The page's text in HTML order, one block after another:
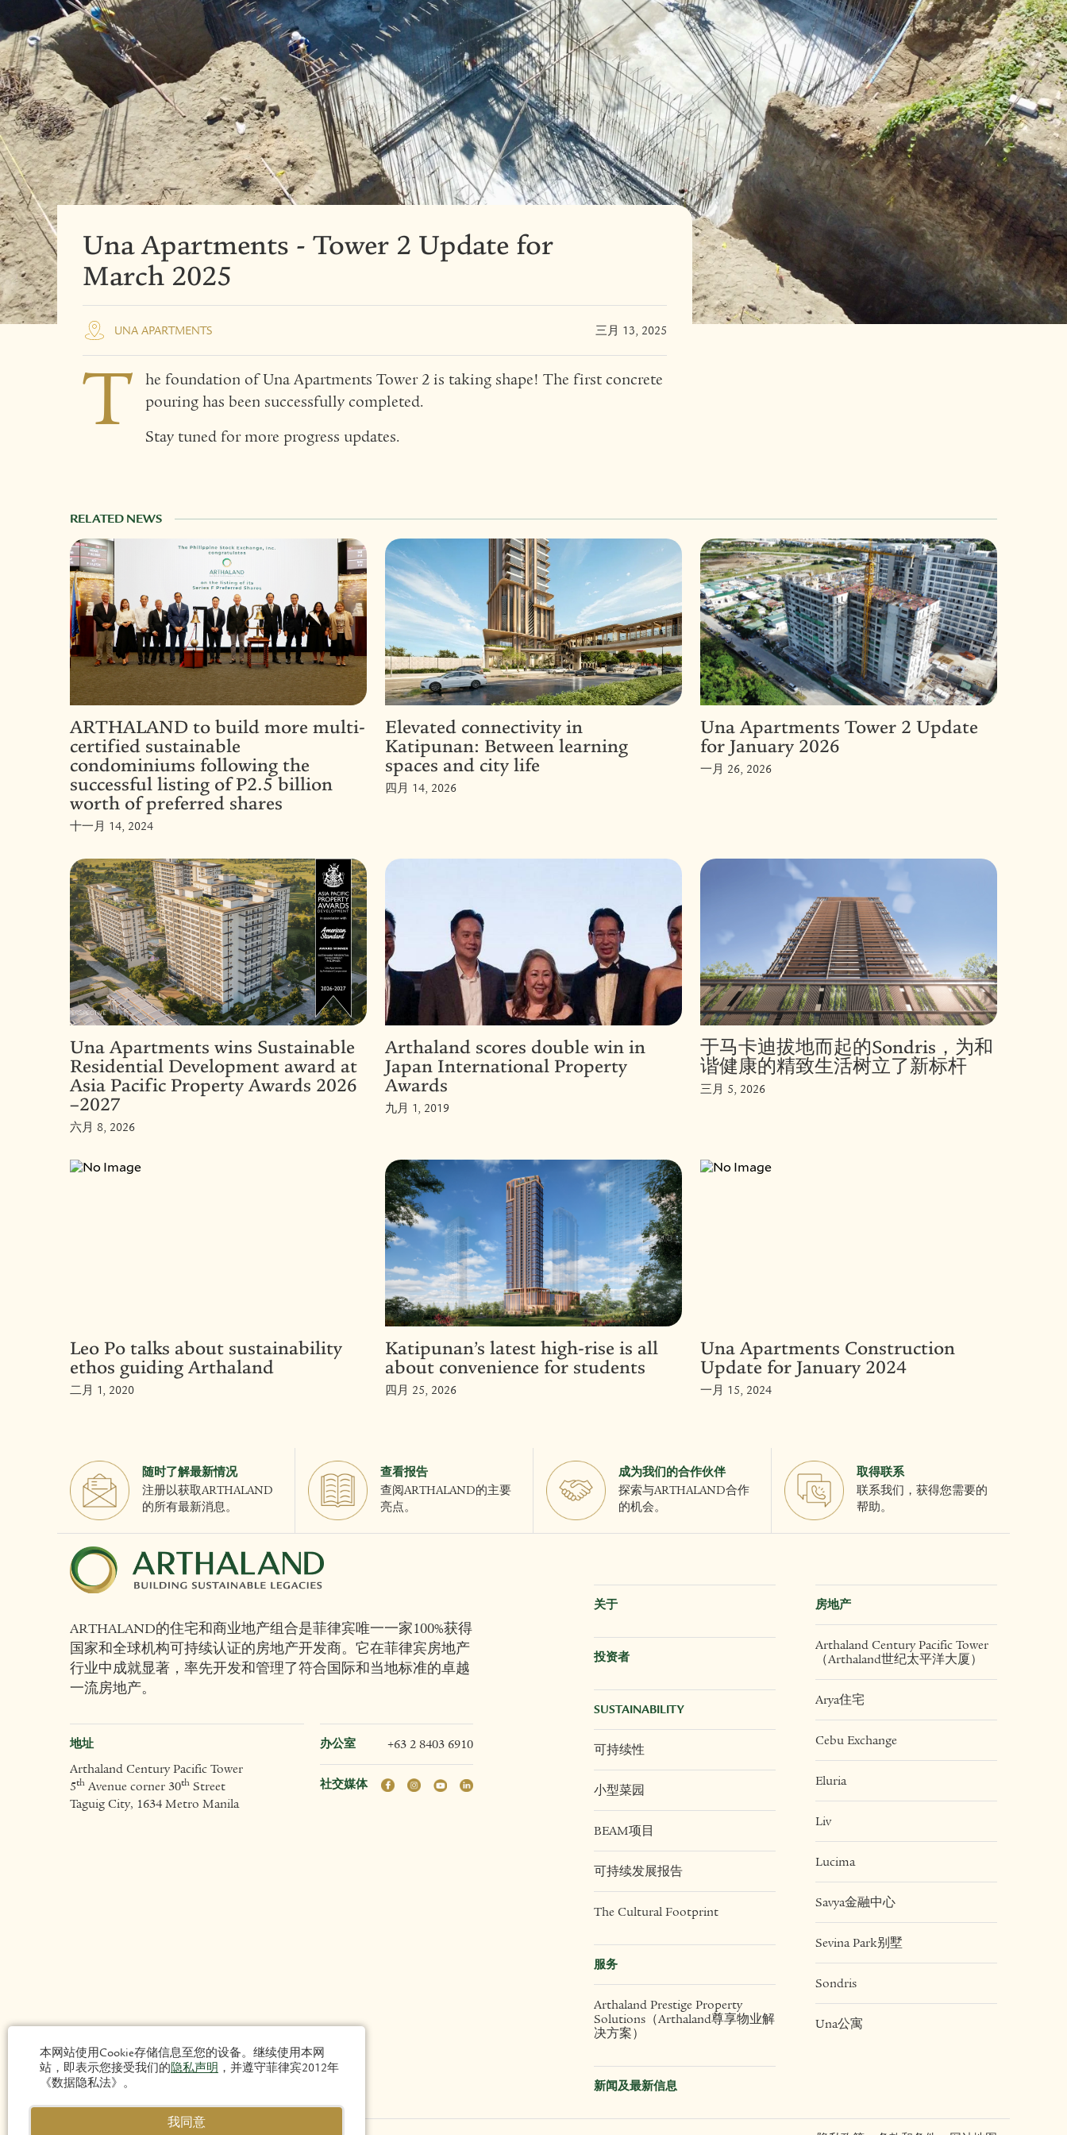
Una Apartments - Tower 2 Update for
March 2025
UNA APARTMENTS 三月 13, 2025
T
he foundation of Una Apartments Tower 2 is taking shape! The first concrete
pouring has been successfully completed.
Stay tuned for more progress updates.
RELATED NEWS
ARTHALAND to build more multi-
certified sustainable
condominiums following the
successful listing of P2.5 billion
worth of preferred shares
十一月 14, 2024
Elevated connectivity in
Katipunan: Between learning
spaces and city life
四月 14, 2026
Una Apartments Tower 2 Update
for January 2026
一月 26, 2026
Una Apartments wins Sustainable
Residential Development award at
Asia Pacific Property Awards 2026
–2027
六月 8, 2026
Arthaland scores double win in
Japan International Property
Awards
九月 1, 2019
于马卡迪拔地而起的Sondris，为和
谐健康的精致生活树立了新标杆
三月 5, 2026
Leo Po talks about sustainability
ethos guiding Arthaland
二月 1, 2020
Katipunan’s latest high-rise is all
about convenience for students
四月 25, 2026
Una Apartments Construction
Update for January 2024
一月 15, 2024
随时了解最新情况
注册以获取ARTHALAND
的所有最新消息。
查看报告
查阅ARTHALAND的主要
亮点。
成为我们的合作伙伴
探索与ARTHALAND合作
的机会。
取得联系
联系我们，获得您需要的
帮助。
ARTHALAND的住宅和商业地产组合是菲律宾唯一一家100%获得
国家和全球机构可持续认证的房地产开发商。它在菲律宾房地产
行业中成就显著，率先开发和管理了符合国际和当地标准的卓越
一流房地产。
地址
Arthaland Century Pacific Tower
5th Avenue corner 30th Street
Taguig City, 1634 Metro Manila
办公室 +63 2 8403 6910
社交媒体
关于
投资者
SUSTAINABILITY
可持续性
小型菜园
BEAM项目
可持续发展报告
The Cultural Footprint
服务
Arthaland Prestige Property
Solutions（Arthaland尊享物业解
决方案）
新闻及最新信息
房地产
Arthaland Century Pacific Tower
（Arthaland世纪太平洋大厦）
Arya住宅
Cebu Exchange
Eluria
Liv
Lucima
Savya金融中心
Sevina Park别墅
Sondris
Una公寓
本网站使用Cookie存储信息至您的设备。继续使用本网
站，即表示您接受我们的隐私声明 ，并遵守菲律宾2012年
《数据隐私法》。
我同意